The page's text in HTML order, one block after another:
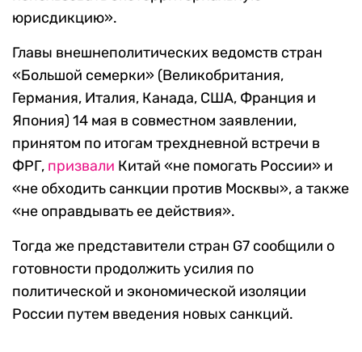
юрисдикцию».
Главы внешнеполитических ведомств стран
«Большой семерки» (Великобритания,
Германия, Италия, Канада, США, Франция и
Япония) 14 мая в совместном заявлении,
принятом по итогам трехдневной встречи в
ФРГ, призвали Китай «не помогать России» и
«не обходить санкции против Москвы», а также
«не оправдывать ее действия».
Тогда же представители стран G7 сообщили о
готовности продолжить усилия по
политической и экономической изоляции
России путем введения новых санкций.